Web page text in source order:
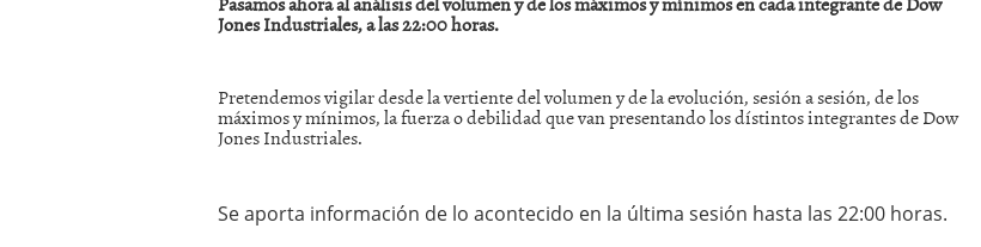
Jones Industriales, a las 22:00 horas.
Pretendemos vigilar desde la vertiente del volumen y de la evolución, sesión a sesión, de los
máximos y mínimos, la fuerza o debilidad que van presentando los dístintos integrantes de Dow
Jones Industriales.
Se aporta información de lo acontecido en la última sesión hasta las 22:00 horas.